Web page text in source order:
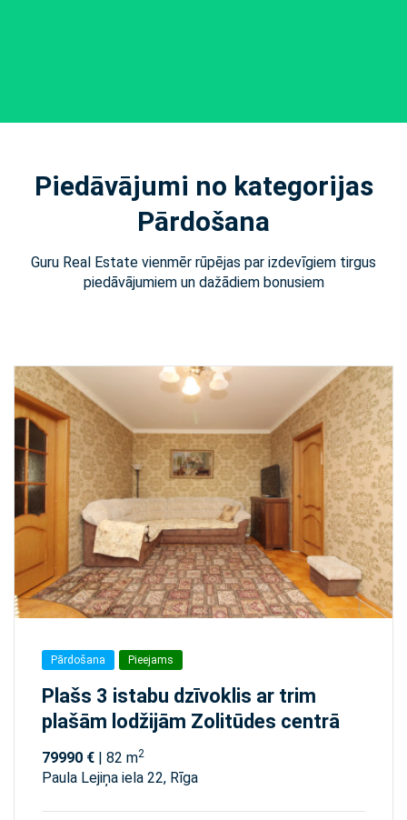
Piedāvājumi no kategorijas
Pārdošana
Guru Real Estate vienmēr rūpējas par izdevīgiem tirgus
piedāvājumiem un dažādiem bonusiem
Pārdošana Pieejams
Plašs 3 istabu dzīvoklis ar trim
plašām lodžijām Zolitūdes centrā
79990 € | 82 m2
Paula Lejiņa iela 22, Rīga